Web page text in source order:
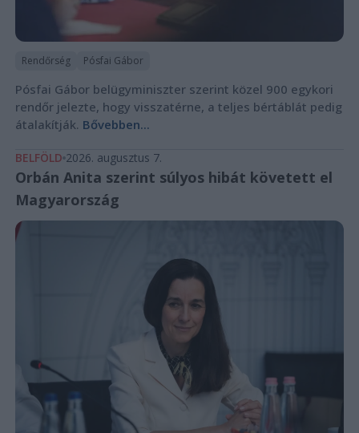
Rendőrség Pósfai Gábor
Pósfai Gábor belügyminiszter szerint közel 900 egykori
rendőr jelezte, hogy visszatérne, a teljes bértáblát pedig
átalakítják. Bővebben...
BELFÖLD 2026. augusztus 7.
Orbán Anita szerint súlyos hibát követett el
Magyarország